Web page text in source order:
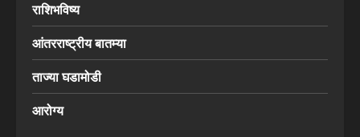
राशिभविष्य
आंतरराष्ट्रीय बातम्या
ताज्या घडामोडी
आरोग्य